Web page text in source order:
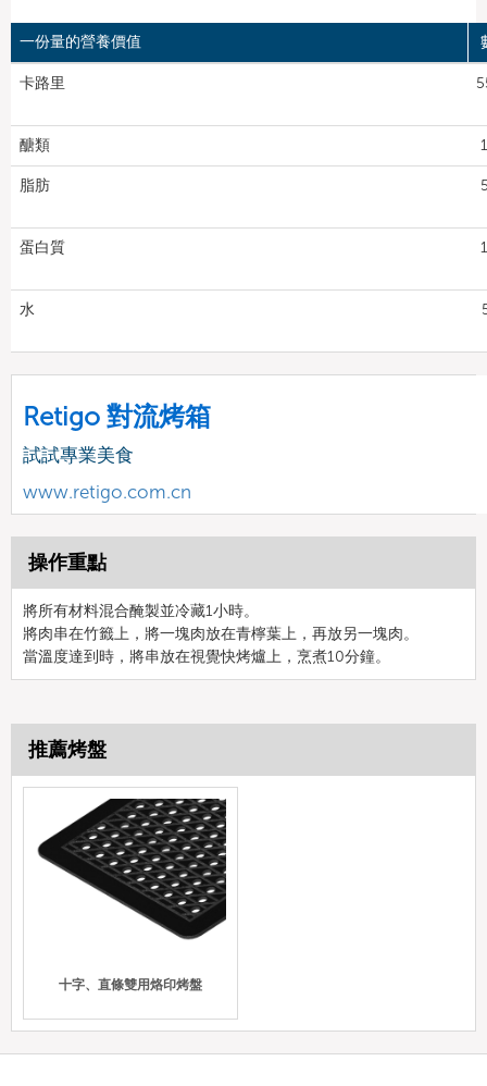
一份量的營養價值
卡路里
醣類
脂肪
蛋白質
水
Retigo 對流烤箱
試試專業美食
www.retigo.com.cn
操作重點
將所有材料混合醃製並冷藏1小時。
將肉串在竹籤上，將一塊肉放在青檸葉上，再放另一塊肉。
當溫度達到時，將串放在視覺快烤爐上，烹煮10分鐘。
推薦烤盤
十字、直條雙用烙印烤盤